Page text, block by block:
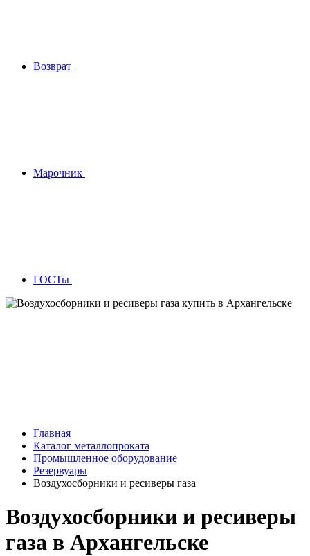
Возврат
Марочник
ГОСТы
Главная
Каталог металлопроката
Промышленное оборудование
Резервуары
Воздухосборники и ресиверы газа
Воздухосборники и ресиверы
газа в Архангельске